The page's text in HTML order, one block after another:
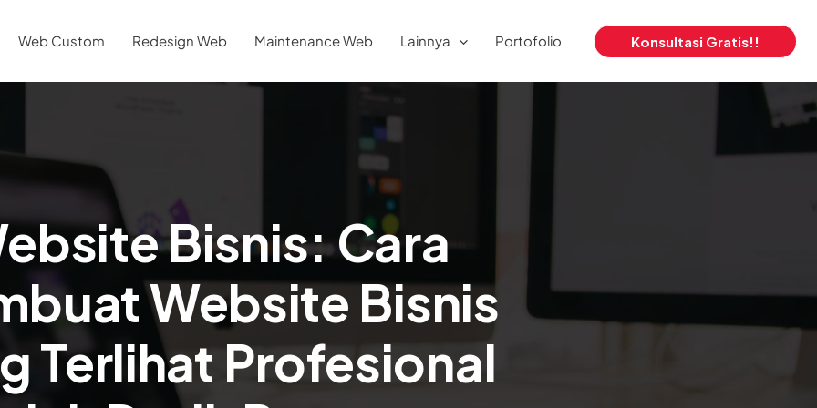
Web Custom Redesign Web Maintenance Web Lainnya Portofolio Konsultasi Gratis!!
Bisnis: Cara
Website Bisnis
Terlihat Profesional